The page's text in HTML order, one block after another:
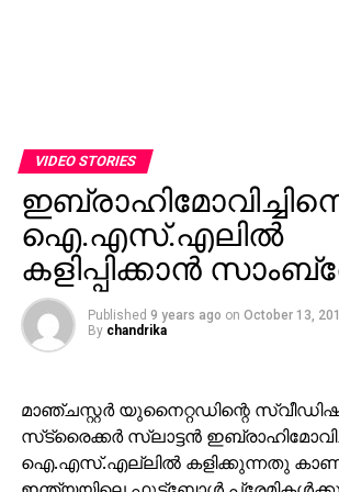
VIDEO STORIES
ഐ.എസ്.എലില്‍
കളിപ്പിക്കാന്‍
Published 9 years ago on October 13,
By chandrika
മാഞ്ചസ്റ്റര്‍ യുനൈറ്റഡിന്റെ
സ്‌ട്രൈക്കര്‍ സ്ലാട്ടന്‍
ഐ.എസ്.എല്ലില്‍ കളിക്കുന്നതു